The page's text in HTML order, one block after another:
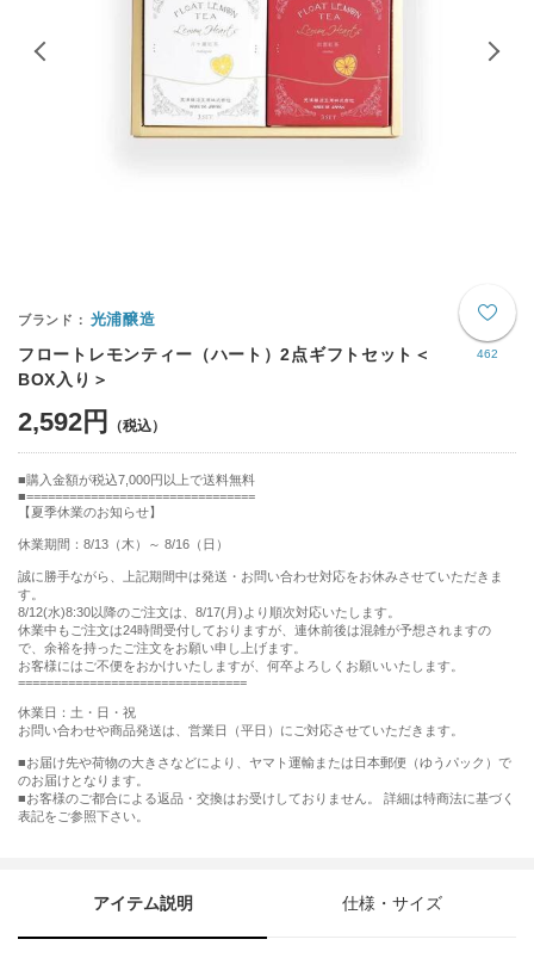
462
光浦醸造
フロートレモンティー（ハート）2点ギフトセット＜
BOX入り＞
2,592円
購入金額が税込7,000円以上で送料無料
================================
【夏季休業のお知らせ】
休業期間：8/13（木）～ 8/16（日）
誠に勝手ながら、上記期間中は発送・お問い合わせ対応をお休みさせていただきま
す。
8/12(水)8:30以降のご注文は、8/17(月)より順次対応いたします。
休業中もご注文は24時間受付しておりますが、連休前後は混雑が予想されますの
で、余裕を持ったご注文をお願い申し上げます。
お客様にはご不便をおかけいたしますが、何卒よろしくお願いいたします。
================================
休業日：土・日・祝
お問い合わせや商品発送は、営業日（平日）にご対応させていただきます。
■お届け先や荷物の大きさなどにより、ヤマト運輸または日本郵便（ゆうパック）で
のお届けとなります。
■お客様のご都合による返品・交換はお受けしておりません。 詳細は特商法に基づく
表記をご参照下さい。
アイテム説明 仕様・サイズ